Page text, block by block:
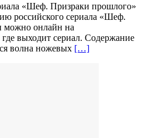
«Шеф. Призраки прошлого»
российского сериала «Шеф.
можно онлайн на
выходит сериал. Содержание
волна ножевых […]